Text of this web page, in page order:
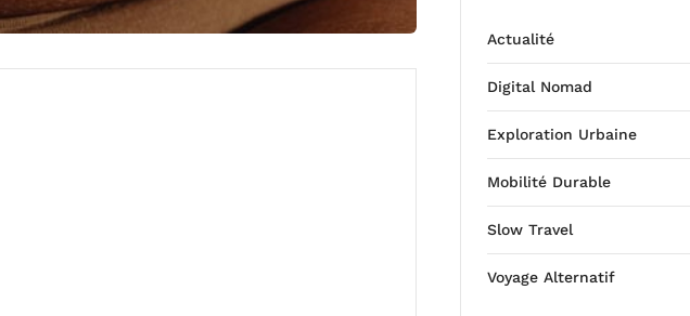
Actualité
Digital Nomad
Exploration Urbaine
Mobilité Durable
Slow Travel
Voyage Alternatif